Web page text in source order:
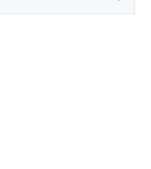
die Schaltflächen